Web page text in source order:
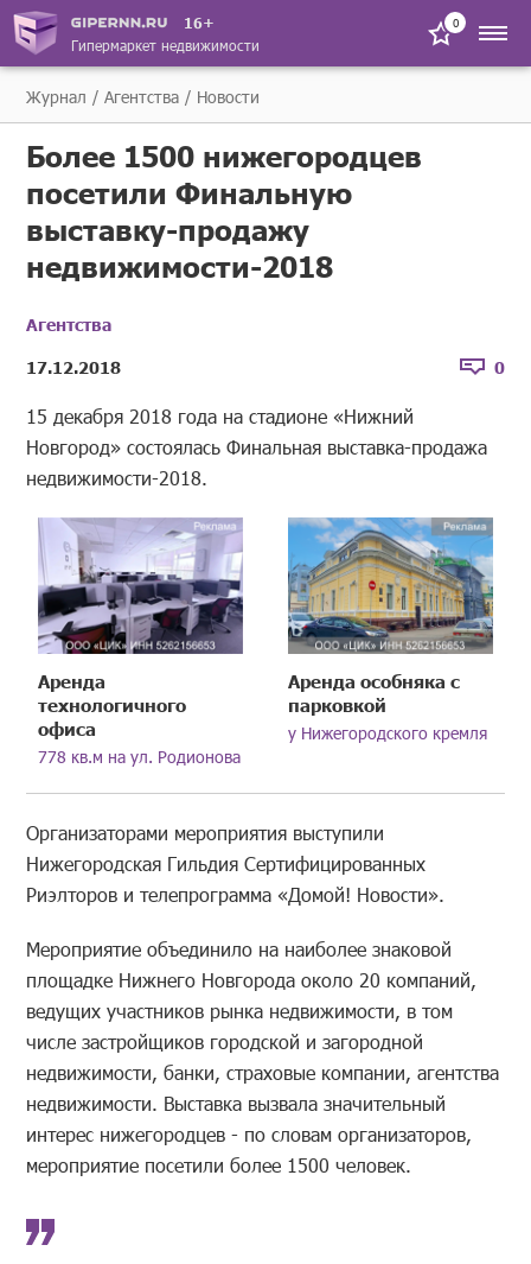
16+
Гипермаркет недвижимости
0
Журнал Агентства Новости
Более 1500 нижегородцев
посетили Финальную
выставку-продажу
недвижимости-2018
Агентства
17.12.2018
0
15 декабря 2018 года на стадионе «Нижний
Новгород» состоялась Финальная выставка-продажа
недвижимости-2018.
Аренда
технологичного
офиса
778 кв.м на ул. Родионова
Аренда особняка с
парковкой
у Нижегородского кремля
Организаторами мероприятия выступили
Нижегородская Гильдия Сертифицированных
Риэлторов и телепрограмма «Домой! Новости».
Мероприятие объединило на наиболее знаковой
площадке Нижнего Новгорода около 20 компаний,
ведущих участников рынка недвижимости, в том
числе застройщиков городской и загородной
недвижимости, банки, страховые компании, агентства
недвижимости. Выставка вызвала значительный
интерес нижегородцев - по словам организаторов,
мероприятие посетили более 1500 человек.